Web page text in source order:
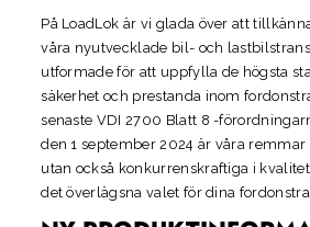
På LoadLok är vi glada över att
våra nyutvecklade bil- och
utformade för att uppfylla de högsta
säkerhet och prestanda inom
senaste VDI 2700 Blatt 8 -
den 1 september 2024 är våra
utan också konkurrenskraftiga i
det överlägsna valet för dina